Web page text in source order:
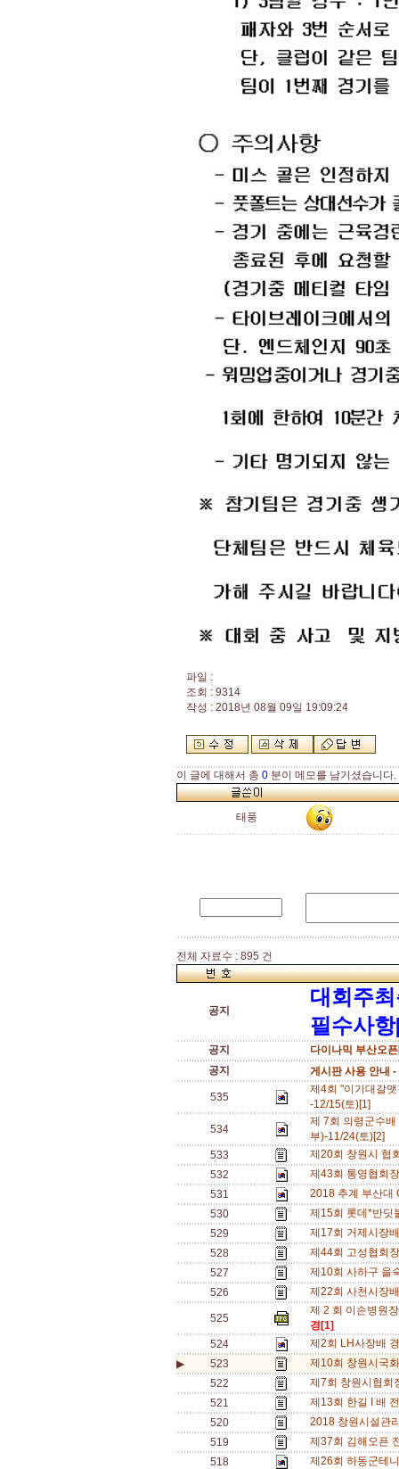
파일 :
조회 : 9314
작성 : 2018년 08월 09일 19:09:24
이 글에 대해서 총 0 분이 메모를 남기셨습니다.
태풍
전체 자료수 : 895 건
공지
대회주
필수사
공지
다이나믹 부산오
공지
게시판 사용 안내 -
535
제4회 "이기대갈
-12/15(토)[1]
534
제 7회 의령군수
부)-11/24(토)[2]
533
제20회 창원시 협
532
제43회 통영협회
531
2018 추계 부산대
530
제15회 롯데*반딧
529
제17회 거제시장
528
제44회 고성협회
527
제10회 사하구 을
526
제22회 사천시장
525
제 2 회 이손병원
경[1]
524
제2회 LH사장배
▶
523
제10회 창원시국
522
제7회 창원시협
521
제13회 한길 I 배
520
2018 창원시설관
519
제37회 김해오픈
518
제26회 하동군테